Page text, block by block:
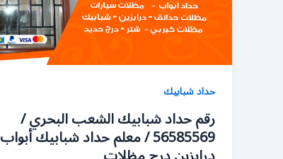
حداد شبابيك
رقم حداد شبابيك الشعب البحري /
56585569 / معلم حداد شبابيك أبواب